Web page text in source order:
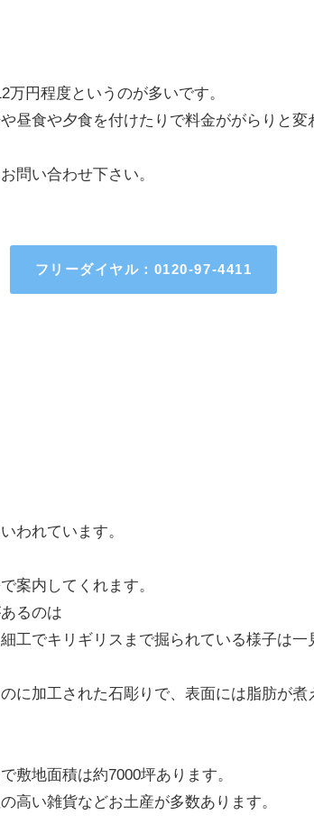
円程度というのが多いです。
昼食や夕食を付けたりで料金ががらりと変
問い合わせ下さい。
フリーダイヤル：0120-97-4411
われています。
案内してくれます。
るのは
工でキリギリスまで掘られている様子は一
に加工された石彫りで、表面には脂肪が煮
敷地面積は約7000坪あります。
高い雑貨などお土産が多数あります。